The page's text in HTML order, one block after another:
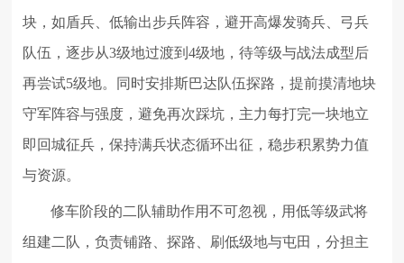
块，如盾兵、低输出步兵阵容，避开高爆发骑兵、弓兵
队伍，逐步从3级地过渡到4级地，待等级与战法成型后
再尝试5级地。同时安排斯巴达队伍探路，提前摸清地块
守军阵容与强度，避免再次踩坑，主力每打完一块地立
即回城征兵，保持满兵状态循环出征，稳步积累势力值
与资源。
修车阶段的二队辅助作用不可忽视，用低等级武将
组建二队，负责铺路、探路、刷低级地与屯田，分担主